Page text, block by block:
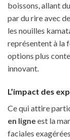
boissons, allant
par du rire avec
les nouilles
représentent à la
options plus
innovant.
L’impact des
Ce qui attire
en ligneest la
faciales